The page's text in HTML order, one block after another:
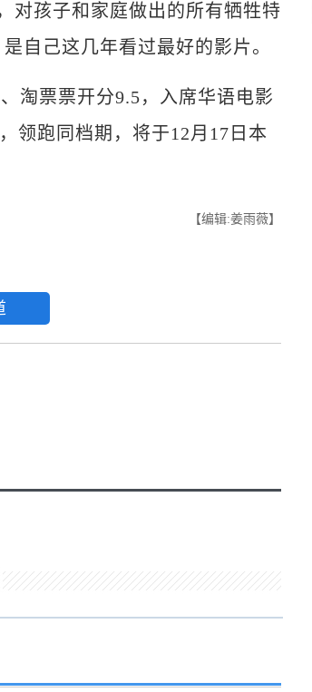
对孩子和家庭做出的所有牺牲特
自己这几年看过最好的影片。
票票开分9.5，入席华语电影
领跑同档期，将于12月17日本
【编辑:姜雨薇】